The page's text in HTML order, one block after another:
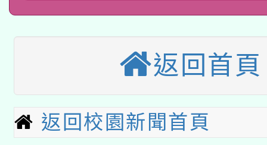
用水績優單位及節水達
桃園市孔廟祈福系列
開 智慧啟航」
本校115學年度第2次
招甄選結果公告(無人
招)
適應運動共學行動站研
本館辦理115年度閱讀
暨閱讀推動專業研習
科技賦能─人工智慧
返回首頁
返回校園新聞首頁